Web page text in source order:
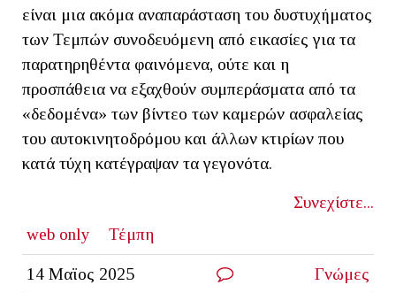
είναι μια ακόμα αναπαράσταση του δυστυχήματος
των Τεμπών συνοδευόμενη από εικασίες για τα
παρατηρηθέντα φαινόμενα, ούτε και η
προσπάθεια να εξαχθούν συμπεράσματα από τα
«δεδομένα» των βίντεο των καμερών ασφαλείας
του αυτοκινητοδρόμου και άλλων κτιρίων που
κατά τύχη κατέγραψαν τα γεγονότα.
Συνεχίστε...
web only
Τέμπη
14 Μαϊος 2025 Γνώμες